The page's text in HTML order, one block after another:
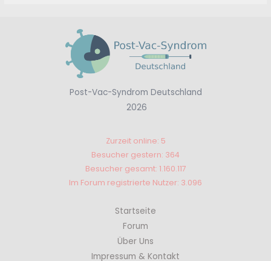
Post-Vac-Syndrom Deutschland
2026
Zurzeit online: 5
Besucher gestern: 364
Besucher gesamt: 1.160.117
Im Forum registrierte Nutzer: 3.096
Startseite
Forum
Über Uns
Impressum & Kontakt